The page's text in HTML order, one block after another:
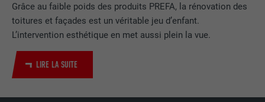
Grâce au faible poids des produits PREFA, la rénovation des
toitures et façades est un véritable jeu d’enfant.
L’intervention esthétique en met aussi plein la vue.
LIRE LA SUITE
EXPIRATION 2 ans
Utilisé par le service de réseau social
NOM UserMatchHistory